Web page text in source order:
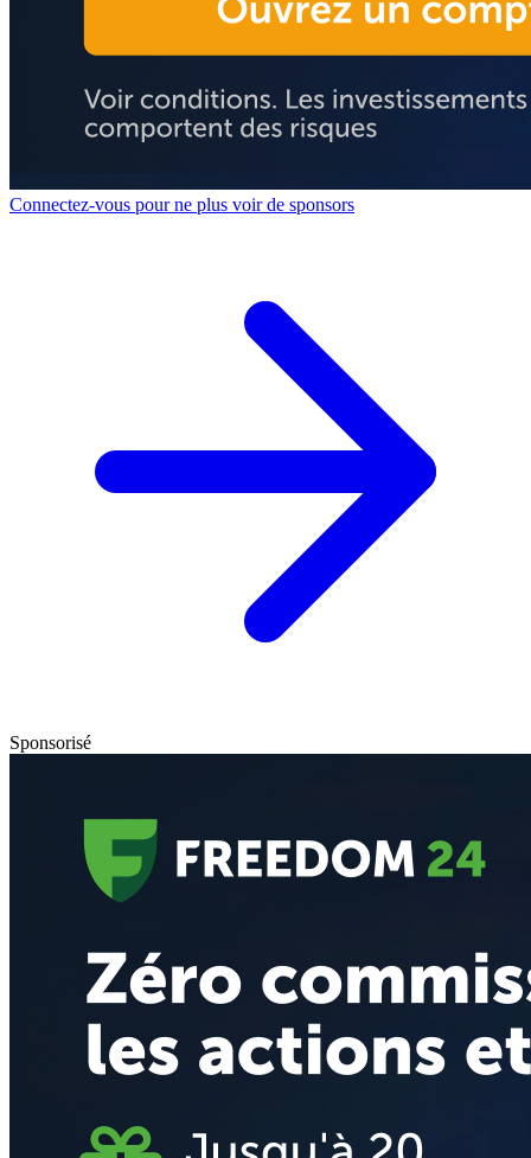
Connectez-vous pour ne plus voir de sponsors
Sponsorisé